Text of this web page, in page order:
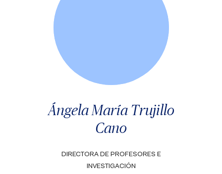
Ángela María Trujillo
Cano
DIRECTORA DE PROFESORES E
INVESTIGACIÓN